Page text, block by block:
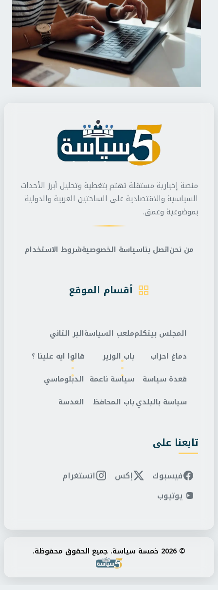
منصة إخبارية مستقلة تهتم بتغطية وتحليل أبرز الأحداث
السياسية والاقتصادية على الساحتين العربية والدولية
بموضوعية وعمق.
من نحناتصل بناسياسة الخصوصيةشروط الاستخدام
أقسام الموقع
المجلس بيتكلم
دماغ احزاب
قعدة سياسة
سياسة بالبلدي
ملعب السياسة
باب الوزير
سياسة ناعمة
باب المحافظ
البر التاني
قالوا ايه علينا ؟
الدبلوماسي
العدسة
تابعنا على
فيسبوك إكس
انستغرام
يوتيوب
© 2026 خمسة سياسة. جميع الحقوق محفوظة.